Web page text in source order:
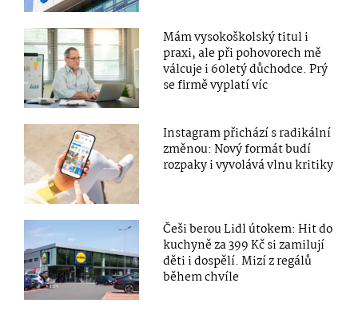
Mám vysokoškolský titul i
praxi, ale při pohovorech mě
válcuje i 60letý důchodce. Prý
se firmě vyplatí víc
Instagram přichází s radikální
změnou: Nový formát budí
rozpaky i vyvolává vlnu kritiky
Češi berou Lidl útokem: Hit do
kuchyně za 399 Kč si zamilují
děti i dospělí. Mizí z regálů
během chvíle